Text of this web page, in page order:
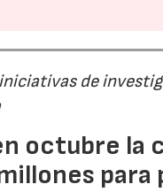
de
octubre